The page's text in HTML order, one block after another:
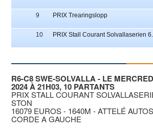
9 PRIX Trearingslopp
10 PRIX Stall Courant Solvallaserien
R6-C8 SWE-SOLVALLA - LE
2024 À 21H03, 10 PARTANTS
PRIX STALL COURANT
STON
16079 EUROS - 1640M - ATTELÉ
CORDE A GAUCHE